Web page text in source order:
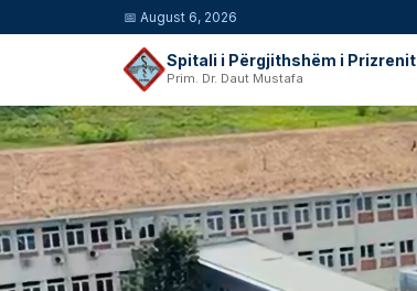
📅 August 6, 2026
Spitali i Përgjithshëm i Prizrenit
Prim. Dr. Daut Mustafa